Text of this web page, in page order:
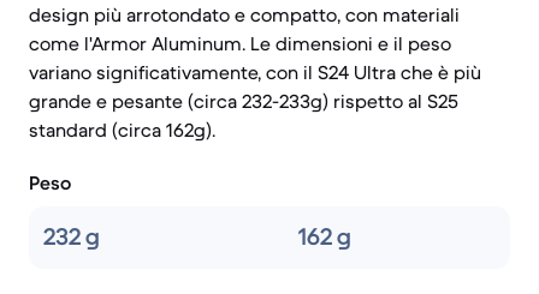
design più arrotondato e compatto, con materiali
come l'Armor Aluminum. Le dimensioni e il peso
variano significativamente, con il S24 Ultra che è più
grande e pesante (circa 232-233g) rispetto al S25
standard (circa 162g).
Peso
232 g 162 g